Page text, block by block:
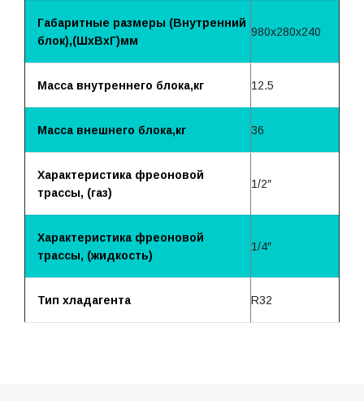
Габаритные размеры (Внутренний
блок),(ШхВхГ)мм
980x280x240
Масса внутреннего блока,кг 12.5
Масса внешнего блока,кг 36
Характеристика фреоновой
трассы, (газ)
1/2″
Характеристика фреоновой
трассы, (жидкость)
1/4″
Тип хладагента R32